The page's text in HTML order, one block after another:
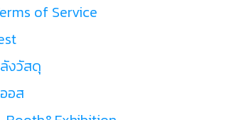
of Service
งวัสดุ
อส